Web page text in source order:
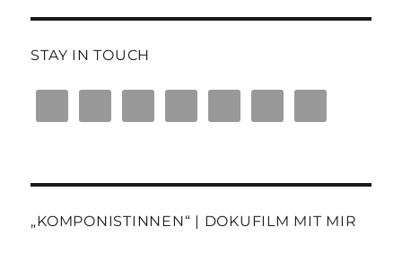
STAY IN TOUCH
„KOMPONISTINNEN“ | DOKUFILM MIT MIR